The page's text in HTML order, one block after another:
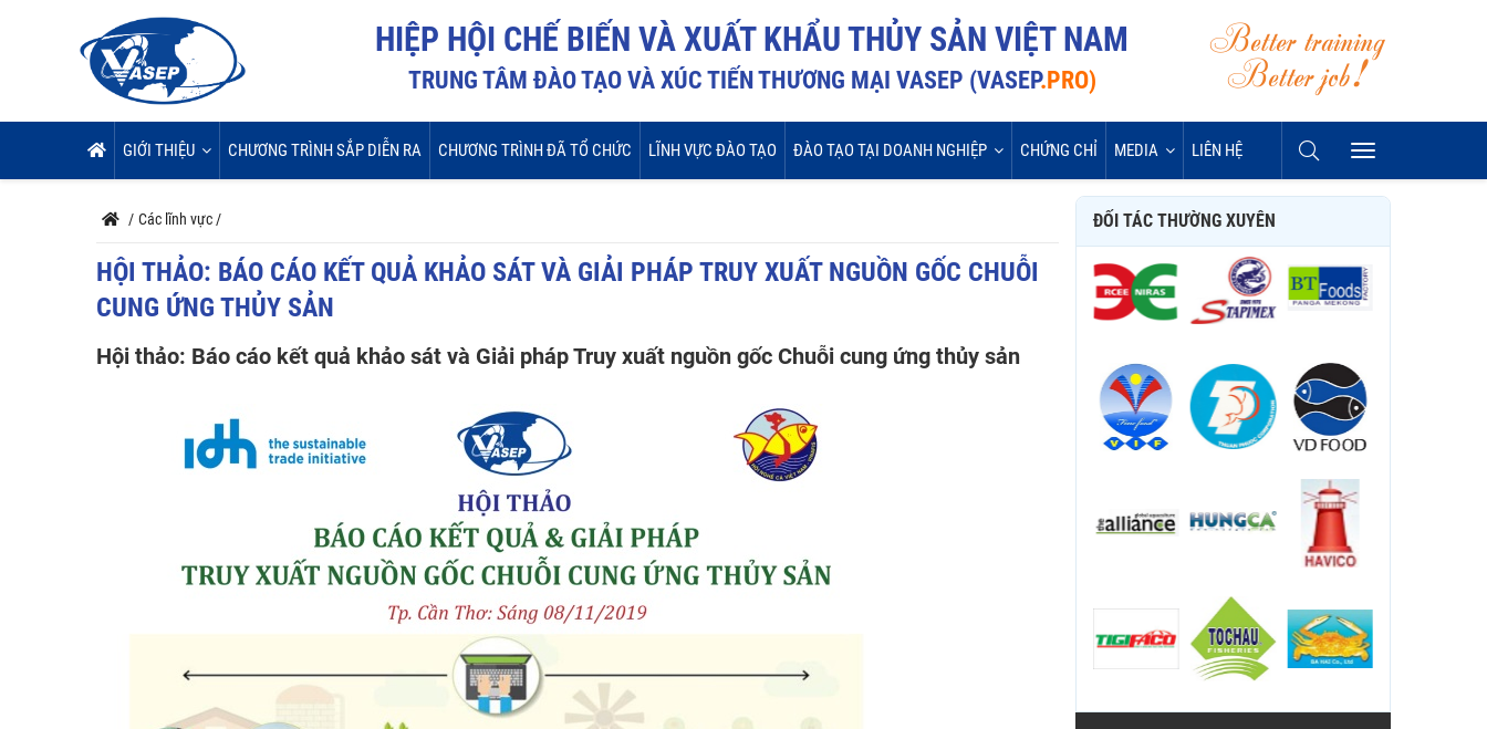
HIỆP HỘI CHẾ BIẾN VÀ XUẤT KHẨU THỦY SẢN VIỆT NAM
TRUNG TÂM ĐÀO TẠO VÀ XÚC TIẾN THƯƠNG MẠI VASEP (VASEP.PRO)
Better training
Better job!
GIỚI THIỆU CHƯƠNG TRÌNH SẮP DIỄN RA CHƯƠNG TRÌNH ĐÃ TỔ CHỨC LĨNH VỰC ĐÀO TẠO ĐÀO TẠO TẠI DOANH NGHIỆP CHỨNG CHỈ MEDIA LIÊN HỆ
/ Các lĩnh vực /
HỘI THẢO: BÁO CÁO KẾT QUẢ KHẢO SÁT VÀ GIẢI PHÁP TRUY XUẤT NGUỒN GỐC CHUỖI
CUNG ỨNG THỦY SẢN
Hội thảo: Báo cáo kết quả khảo sát và Giải pháp Truy xuất nguồn gốc Chuỗi cung ứng thủy sản
ĐỐI TÁC THƯỜNG XUYÊN